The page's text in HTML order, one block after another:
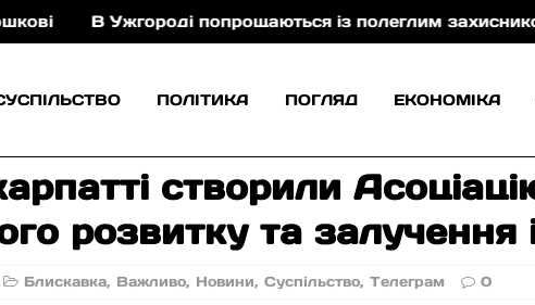
Ужгороді попрощаються із полеглим захисником
ПОЛІТИКА ПОГЛЯД ЕКОНОМІКА
створили
розвитку та залучення
Блискавка, Важливо, Новини,Суспільство,Телеграм 0